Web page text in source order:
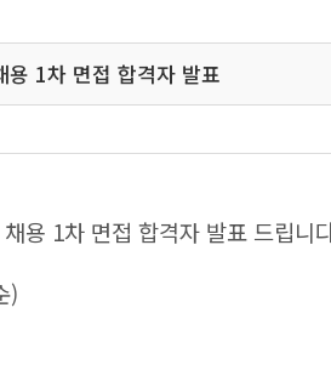
1차 면접 합격자 발표
용 1차 면접 합격자 발표 드립니
)